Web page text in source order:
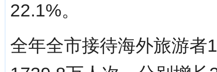
22.1%。
全年全市接待海外旅游者